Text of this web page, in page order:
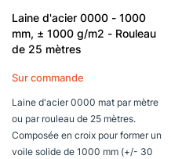
Laine d'acier 0000 - 1000
mm, ± 1000 g/m2 - Rouleau
de 25 mètres
Sur commande
Laine d'acier 0000 mat par mètre
ou par rouleau de 25 mètres.
Composée en croix pour former un
voile solide de 1000 mm (+/- 30